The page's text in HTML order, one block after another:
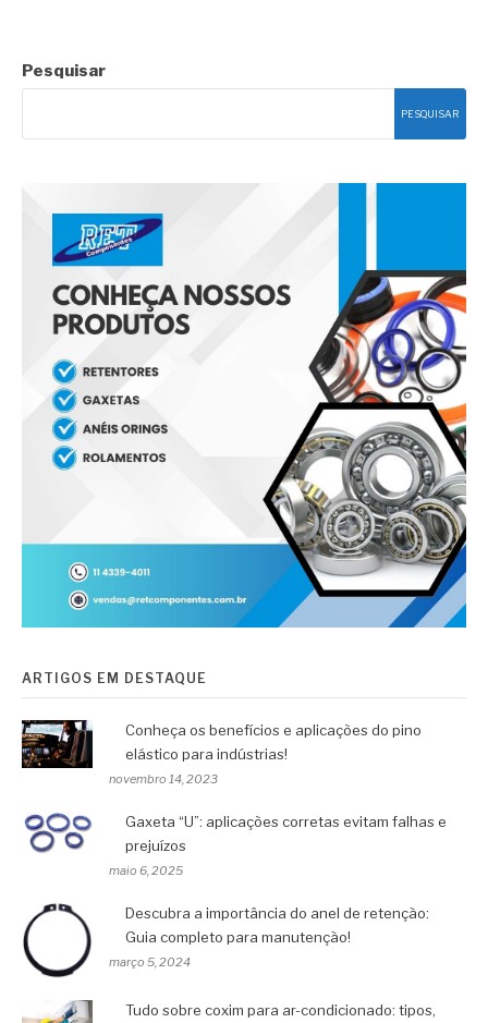
Pesquisar
PESQUISAR
ARTIGOS EM DESTAQUE
Conheça os benefícios e aplicações do pino
elástico para indústrias!
novembro 14, 2023
Gaxeta “U”: aplicações corretas evitam falhas e
prejuízos
maio 6, 2025
Descubra a importância do anel de retenção:
Guia completo para manutenção!
março 5, 2024
Tudo sobre coxim para ar-condicionado: tipos,